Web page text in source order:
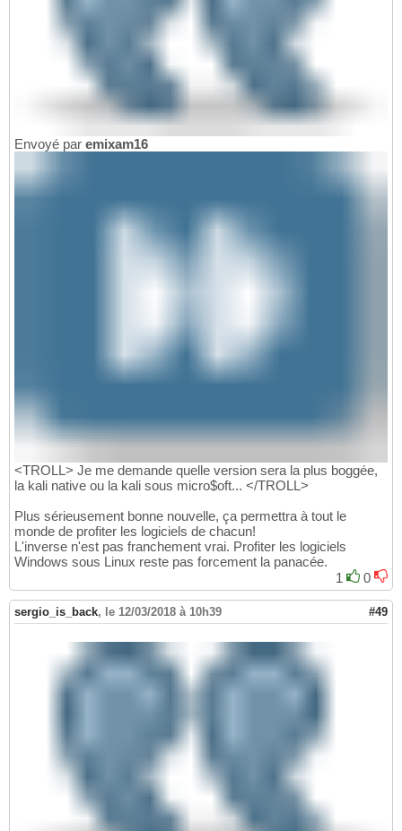
Envoyé par emixam16
<TROLL> Je me demande quelle version sera la plus boggée,
la kali native ou la kali sous micro$oft... </TROLL>
Plus sérieusement bonne nouvelle, ça permettra à tout le
monde de profiter les logiciels de chacun!
L'inverse n'est pas franchement vrai. Profiter les logiciels
Windows sous Linux reste pas forcement la panacée.
1
0
sergio_is_back, le 12/03/2018 à 10h39 #49